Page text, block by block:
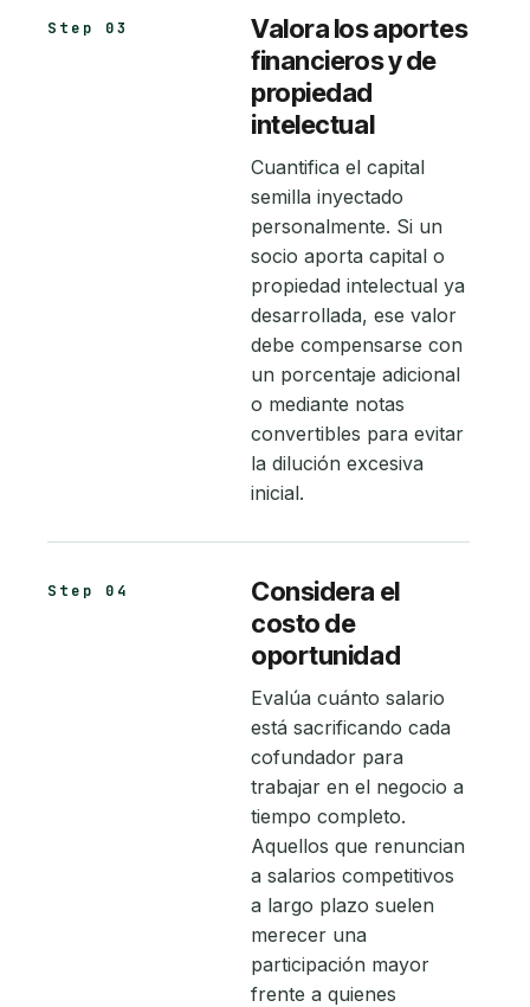
Step 03
Valora los aportes
financieros y de
propiedad
intelectual
Cuantifica el capital
semilla inyectado
personalmente. Si un
socio aporta capital o
propiedad intelectual ya
desarrollada, ese valor
debe compensarse con
un porcentaje adicional
o mediante notas
convertibles para evitar
la dilución excesiva
inicial.
Step 04
Considera el
costo de
oportunidad
Evalúa cuánto salario
está sacrificando cada
cofundador para
trabajar en el negocio a
tiempo completo.
Aquellos que renuncian
a salarios competitivos
a largo plazo suelen
merecer una
participación mayor
frente a quienes